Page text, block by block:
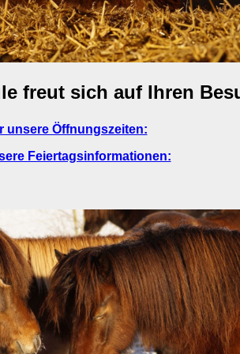
freut sich auf Ihren
unsere Öffnungszeiten:
Feiertagsinformationen: